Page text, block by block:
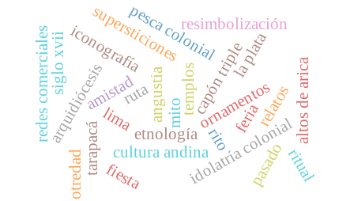
etnología
amistad mito
cultura andina
angustia
ruta templos
iconografía
ornamentos
idolatría colonial
capón triple
arquidiócesislima
la plata
siglo xvii pesca colonial
redes comerciales
tarapacá
supersticionesresimbolización
altos de arica
relatos
pasado
fiesta
feria
ritual
rito
otredad